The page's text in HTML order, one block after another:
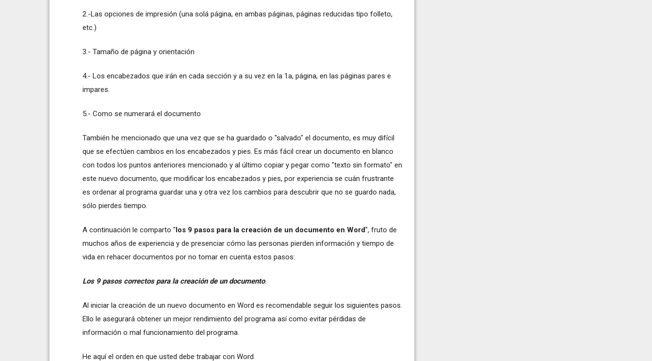
2.-Las opciones de impresión (una solá página, en ambas páginas, páginas reducidas tipo folleto,
etc.)
3.- Tamaño de página y orientación
4.- Los encabezados que irán en cada sección y a su vez en la 1a, página, en las páginas pares e
impares.
5.- Como se numerará el documento
También he mencionado que una vez que se ha guardado o "salvado" el documento, es muy difícil
que se efectúen cambios en los encabezados y pies. Es más fácil crear un documento en blanco
con todos los puntos anteriores mencionado y al último copiar y pegar como "texto sin formato" en
este nuevo documento, que modificar los encabezados y pies, por experiencia se cuán frustrante
es ordenar al programa guardar una y otra vez los cambios para descubrir que no se guardo nada,
sólo pierdes tiempo.
A continuación le comparto "los 9 pasos para la creación de un documento en Word", fruto de
muchos años de experiencia y de presenciar cómo las personas pierden información y tiempo de
vida en rehacer documentos por no tomar en cuenta estos pasos:
Los 9 pasos correctos para la creación de un documento.
Al iniciar la creación de un nuevo documento en Word es recomendable seguir los siguientes pasos.
Ello le asegurará obtener un mejor rendimiento del programa así como evitar pérdidas de
información o mal funcionamiento del programa.
He aquí el orden en que usted debe trabajar con Word